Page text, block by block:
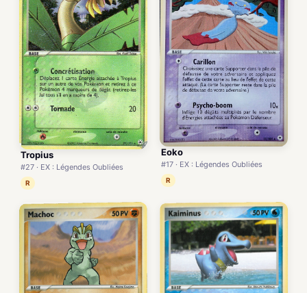
Tropius
#27 · EX : Légendes Oubliées
R
Eoko
#17 · EX : Légendes Oubliées
R